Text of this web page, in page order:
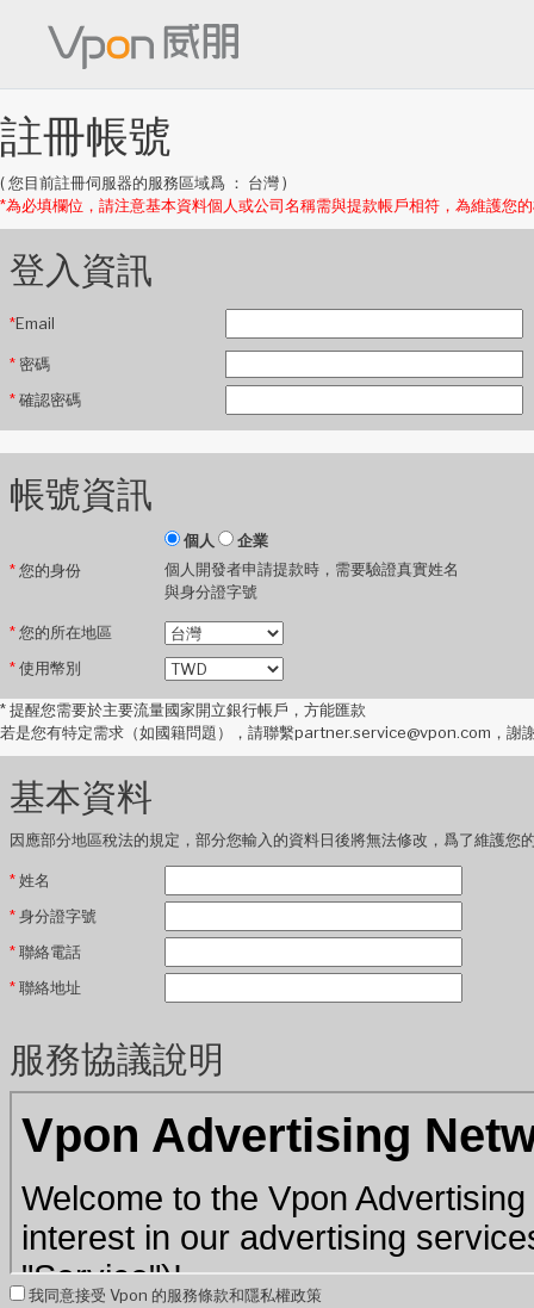
註冊帳號
( 您目前註冊伺服器的服務區域爲 ： 台灣 )
*為必填欄位，請注意基本資料個人或公司名稱需與提款帳戶相符，為維護您
登入資訊
*Email
* 密碼
*確認密碼
帳號資訊
*您的身份
個人
企業
個人開發者申請提款時，需要驗證真實姓名
與身分證字號
*您的所在地區
*使用幣別
*提醒您需要於主要流量國家開立銀行帳戶，方能匯款
若是您有特定需求（如國籍問題），請聯繫partner.service@vpon.com，謝
基本資料
因應部分地區稅法的規定，部分您輸入的資料日後將無法修改，爲了維護您
*姓名
*身分證字號
*聯絡電話
*聯絡地址
服務協議說明
我同意接受 Vpon 的服務條款和隱私權政策